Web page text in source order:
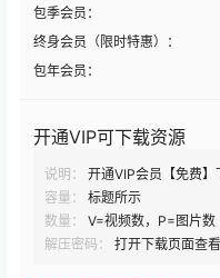
包季会员：
终身会员（限时特惠）：
包年会员：
开通VIP可下载资源
说明：
开通VIP会员【免费】
容量：
标题所示
数量：
V=视频数，P=图片数
解压密码：
打开下载页面查看